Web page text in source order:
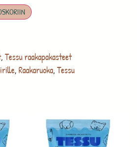
, Tessu raakapakasteet
, Raakaruoka, Tessu